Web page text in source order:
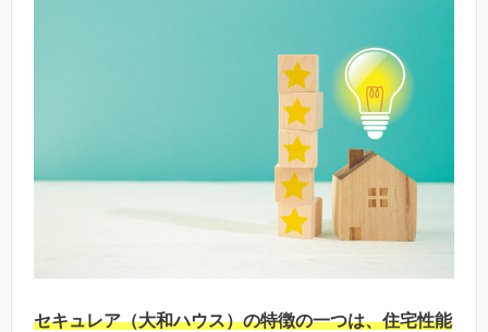
セキュレア（大和ハウス）の特徴の一つは、住宅性能